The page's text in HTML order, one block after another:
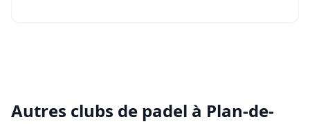
Autres clubs de padel à Plan-de-